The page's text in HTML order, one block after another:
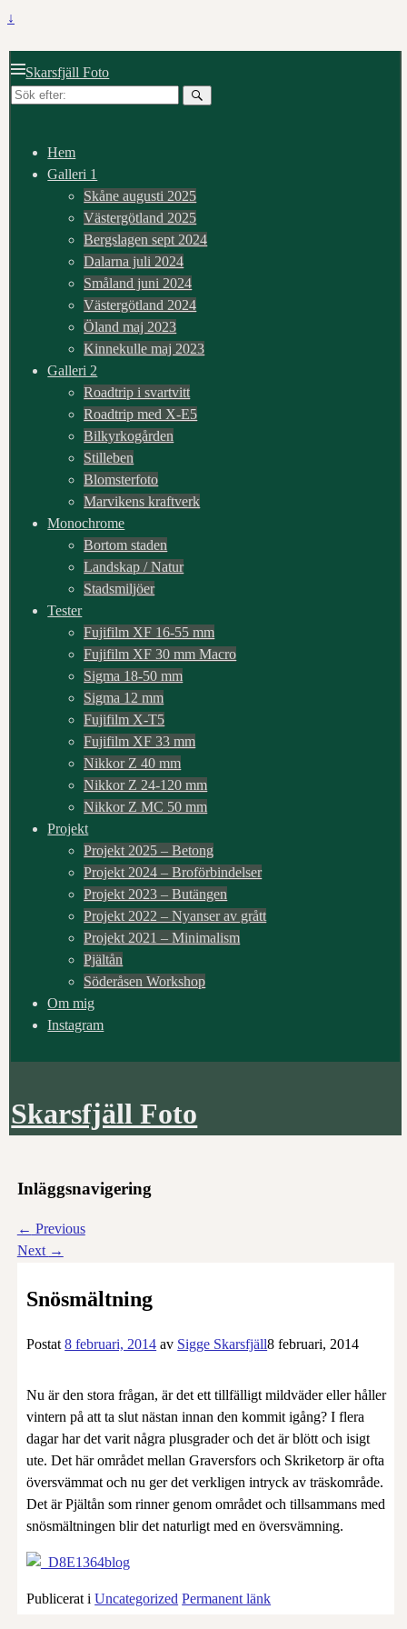
↓
Skarsfjäll Foto
Sök
Hem
Galleri 1
Skåne augusti 2025
Västergötland 2025
Bergslagen sept 2024
Dalarna juli 2024
Småland juni 2024
Västergötland 2024
Öland maj 2023
Kinnekulle maj 2023
Galleri 2
Roadtrip i svartvitt
Roadtrip med X-E5
Bilkyrkogården
Stilleben
Blomsterfoto
Marvikens kraftverk
Monochrome
Bortom staden
Landskap / Natur
Stadsmiljöer
Tester
Fujifilm XF 16-55 mm
Fujifilm XF 30 mm Macro
Sigma 18-50 mm
Sigma 12 mm
Fujifilm X-T5
Fujifilm XF 33 mm
Nikkor Z 40 mm
Nikkor Z 24-120 mm
Nikkor Z MC 50 mm
Projekt
Projekt 2025 – Betong
Projekt 2024 – Broförbindelser
Projekt 2023 – Butängen
Projekt 2022 – Nyanser av grått
Projekt 2021 – Minimalism
Pjältån
Söderåsen Workshop
Om mig
Instagram
Skarsfjäll Foto
Inläggsnavigering
← Previous
Next →
Snösmältning
Postat8 februari, 2014 av Sigge Skarsfjäll8 februari, 2014
Nu är den stora frågan, är det ett tillfälligt mildväder eller håller
vintern på att ta slut nästan innan den kommit igång? I flera
dagar har det varit några plusgrader och det är blött och isigt
ute. Det här området mellan Graversfors och Skriketorp är ofta
översvämmat och nu ger det verkligen intryck av träskområde.
Det är Pjältån som rinner genom området och tillsammans med
snösmältningen blir det naturligt med en översvämning.
Publicerat i Uncategorized Permanent länk